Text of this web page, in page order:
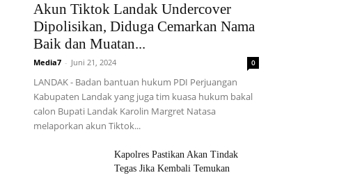
Akun Tiktok Landak Undercover
Dipolisikan, Diduga Cemarkan Nama
Baik dan Muatan...
Media7 - Juni 21, 2024 0
LANDAK - Badan bantuan hukum PDI Perjuangan
Kabupaten Landak yang juga tim kuasa hukum bakal
calon Bupati Landak Karolin Margret Natasa
melaporkan akun Tiktok...
Kapolres Pastikan Akan Tindak
Tegas Jika Kembali Temukan